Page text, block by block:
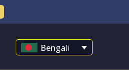
Bengali